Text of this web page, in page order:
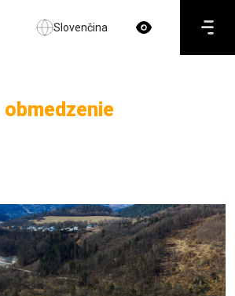
Slovenčina
obmedzenie